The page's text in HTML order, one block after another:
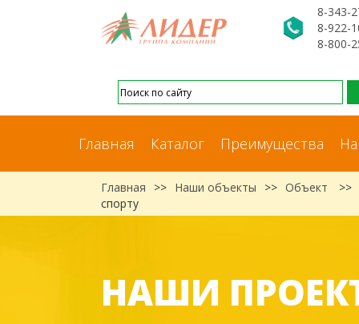
8-343-
8-922-
8-800-
Главная Каталог Преимущества
Главная >> Наши объекты >> Объект
>>
спорту
НАШИ